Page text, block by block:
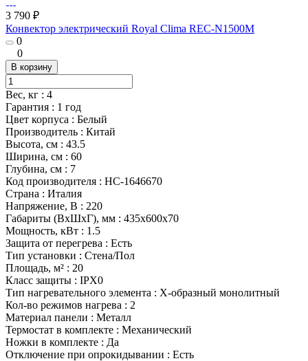
3 790 ₽
Конвектор электрический Royal Clima REC-N1500M
0
0
В корзину
Вес, кг : 4
Гарантия : 1 год
Цвет корпуса : Белый
Производитель : Китай
Высота, см : 43.5
Ширина, см : 60
Глубина, см : 7
Код производителя : НС-1646670
Страна : Италия
Напряжение, В : 220
Габариты (ВхШхГ), мм : 435x600x70
Мощность, кВт : 1.5
Защита от перегрева : Есть
Тип установки : Стена/Пол
Площадь, м² : 20
Класс защиты : IPX0
Тип нагревательного элемента : Х-образный монолитный
Кол-во режимов нагрева : 2
Материал панели : Металл
Термостат в комплекте : Механический
Ножки в комплекте : Да
Отключение при опрокидывании : Есть